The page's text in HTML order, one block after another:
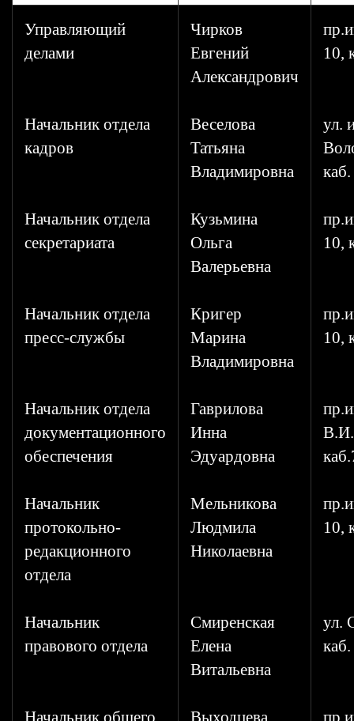
Управляющий
делами
Чирков
Евгений
Александрович
10,
Начальник отдела
кадров
Веселова
Татьяна
Владимировна
ул.
Начальник отдела
секретариата
Кузьмина
Ольга
Валерьевна
10,
Начальник отдела
пресс-службы
Кригер
Марина
Владимировна
10,
Начальник отдела
документационного
обеспечения
Гаврилова
Инна
Эдуардовна
Начальник
протокольно-
редакционного
отдела
Мельникова
Людмила
Николаевна
10,
Начальник
правового отдела
Смиренская
Елена
Витальевна
ул.
Начальник общего
Выходцева